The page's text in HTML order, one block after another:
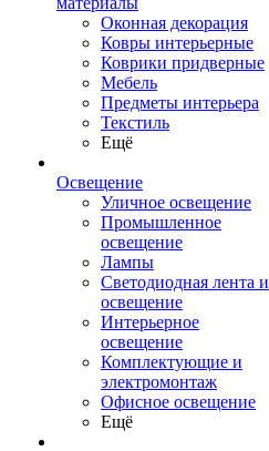
Оконная декорация
Ковры интерьерные
Коврики придверные
Мебель
Предметы интерьера
Текстиль
Ещё
Освещение
Уличное освещение
Промышленное
освещение
Лампы
Светодиодная лента и
освещение
Интерьерное
освещение
Комплектующие и
электромонтаж
Офисное освещение
Ещё